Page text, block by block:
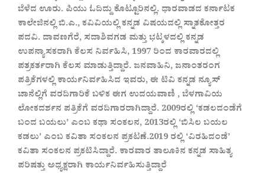
ಬೆಳೆದ ಊರು. ಪಿಯು ಓದಿದ್ದು ಕೊಟ್ಟೂರಿನಲ್ಲಿ. ಧಾರವಾಡದ ಕರ್ನಾಟಕ
ಕಾಲೇಜಿನಲ್ಲಿ ಬಿ.ಎ., ಕವಿವಿಯಲ್ಲಿ ಕನ್ನಡ ವಿಷಯದಲ್ಲಿ ಸ್ನಾತಕೋತ್ತರ
ಪದವಿ. ದಾವಣಗೆರೆ, ಸದಾಶಿವಗಡ ಮತ್ತು ಭಟ್ಕಳದಲ್ಲಿ ಕನ್ನಡ
ಉಪನ್ಯಾಸಕರಾಗಿ ಕೆಲಸ ನಿರ್ವಹಿಸಿ, 1997 ರಿಂದ ಕಾರವಾರದಲ್ಲಿ
ಪತ್ರಕರ್ತರಾಗಿ ಕೆಲಸ ಮಾಡುತ್ತಿದ್ದಾರೆ. ಜನವಾಹಿನಿ, ಜನಾಂತರಂಗ
ಪತ್ರಿಕೆಗಳಲ್ಲಿ ಕಾರ್ಯನಿರ್ವಹಿಸಿದ ಇವರು, ಈ ಟಿವಿ ಕನ್ನಡ ನ್ಯೂಸ್
ಚಾನೆಲ್ಲಿಗೆ ವರದಿಗಾರಿಕೆ ಬಳಿಕ ಈಗ ಉದಯವಾಣಿ , ಬೆಳಗಾವಿಯ
ಲೋಕದರ್ಶನ ಪತ್ರಿಕೆಗೆ ವರದಿಗಾರರಾಗಿದ್ದಾರೆ. 2009ರಲ್ಲಿ ‘ಕಡಲದಂಡೆಗೆ
ಬಂದ ಬಯಲು’ ಎಂಬ ಕಥಾ ಸಂಕಲನ, 2013ರಲ್ಲಿ ‘ಬಿಸಿಲ ಬಯಲ
ಕಡಲು’ ಎಂಬ ಕವಿತಾ ಸಂಕಲನ ಪ್ರಕಟಣೆ.2019 ರಲ್ಲಿ ‘ವಿರಹಿದಂಡೆ’
ಕವಿತಾ ಸಂಕಲನ ಪ್ರಕಟಿಸಿದ್ದಾರೆ. ಕಾರವಾರ ತಾಲೂಕಿನ ಕನ್ನಡ ಸಾಹಿತ್ಯ
ಪರಿಷತ್ತು ಅಧ್ಯಕ್ಷರಾಗಿ ಕಾರ್ಯನಿರ್ವಹಿಸುತ್ತಿದ್ದಾರೆ